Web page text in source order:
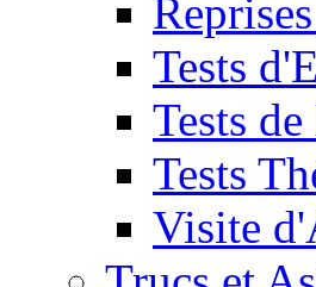
Tests
Tests
Tests
Visite